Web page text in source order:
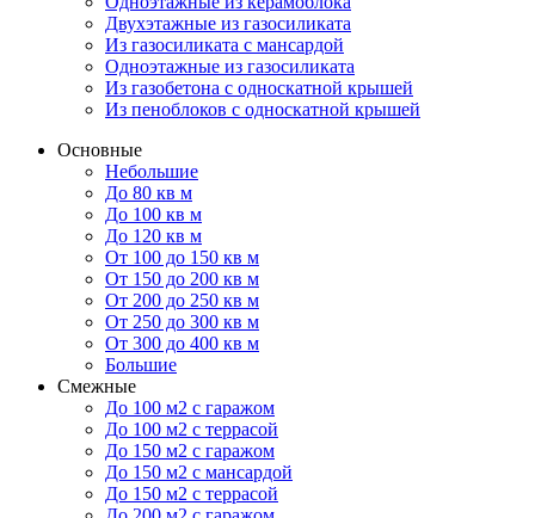
Двухэтажные из газосиликата
Из газосиликата с мансардой
Одноэтажные из газосиликата
Из газобетона с односкатной крышей
Из пеноблоков с односкатной крышей
Основные
Небольшие
До 80 кв м
До 100 кв м
До 120 кв м
От 100 до 150 кв м
От 150 до 200 кв м
От 200 до 250 кв м
От 250 до 300 кв м
От 300 до 400 кв м
Большие
Смежные
До 100 м2 с гаражом
До 100 м2 с террасой
До 150 м2 с гаражом
До 150 м2 с мансардой
До 150 м2 с террасой